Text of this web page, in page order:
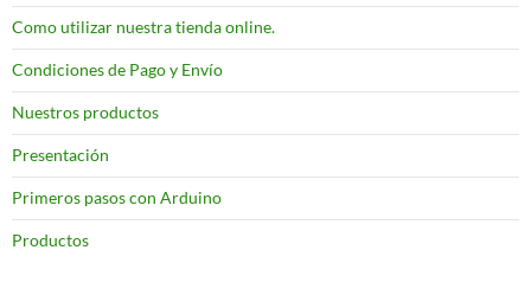
Como utilizar nuestra tienda online.
Condiciones de Pago y Envío
Nuestros productos
Presentación
Primeros pasos con Arduino
Productos